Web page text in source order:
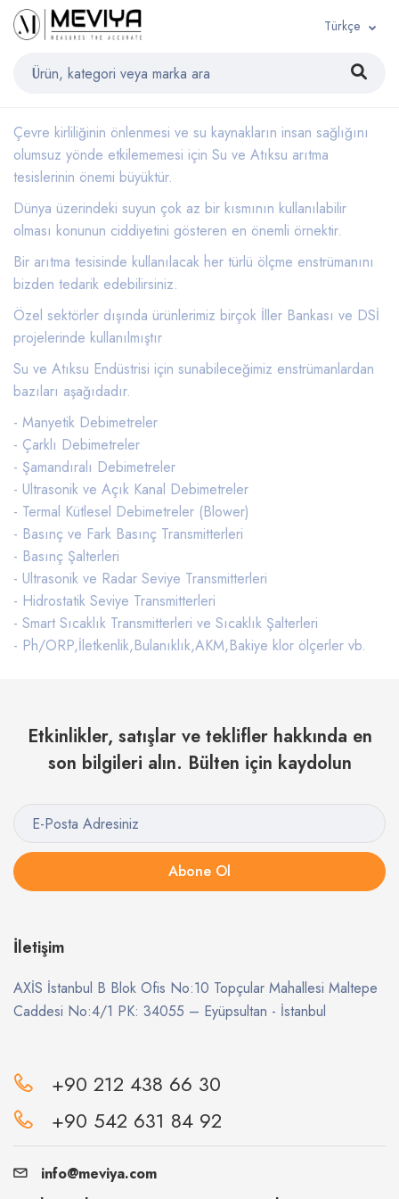
Türkçe
Çevre kirliliğinin önlenmesi ve su kaynakların insan sağlığını
olumsuz yönde etkilememesi için Su ve Atıksu arıtma
tesislerinin önemi büyüktür.
Dünya üzerindeki suyun çok az bir kısmının kullanılabilir
olması konunun ciddiyetini gösteren en önemli örnektir.
Bir arıtma tesisinde kullanılacak her türlü ölçme enstrümanını
bizden tedarik edebilirsiniz.
Özel sektörler dışında ürünlerimiz birçok İller Bankası ve DSİ
projelerinde kullanılmıştır
Su ve Atıksu Endüstrisi için sunabileceğimiz enstrümanlardan
bazıları aşağıdadır.
- Manyetik Debimetreler
- Çarklı Debimetreler
- Şamandıralı Debimetreler
- Ultrasonik ve Açık Kanal Debimetreler
- Termal Kütlesel Debimetreler (Blower)
- Basınç ve Fark Basınç Transmitterleri
- Basınç Şalterleri
- Ultrasonik ve Radar Seviye Transmitterleri
- Hidrostatik Seviye Transmitterleri
- Smart Sıcaklık Transmitterleri ve Sıcaklık Şalterleri
- Ph/ORP,İletkenlik,Bulanıklık,AKM,Bakiye klor ölçerler vb.
Etkinlikler, satışlar ve teklifler hakkında en
son bilgileri alın. Bülten için kaydolun
Abone Ol
İletişim
AXİS İstanbul B Blok Ofis No:10 Topçular Mahallesi Maltepe
Caddesi No:4/1 PK: 34055 – Eyüpsultan - İstanbul
+90 212 438 66 30
+90 542 631 84 92
info@meviya.com